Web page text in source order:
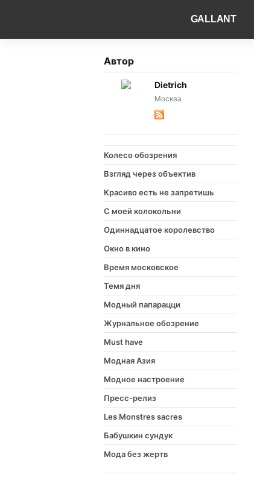
GALLANT
Автор
Dietrich
Москва
Колесо обозрения
Взгляд через объектив
Красиво есть не запретишь
С моей колокольни
Одиннадцатое королевство
Окно в кино
Время московское
Темя дня
Модный папарацци
Журнальное обозрение
Must have
Модная Азия
Модное настроение
Пресс-релиз
Les Monstres sacres
Бабушкин сундук
Мода без жертв